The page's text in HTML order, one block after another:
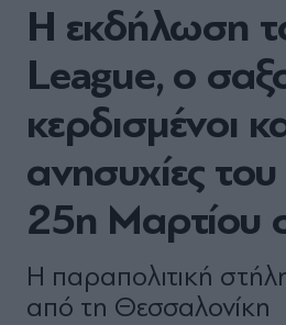
Η εκδήλωση
League, o
κερδισμένοι
ανησυχίες
25η Μαρτίου
Η παραπολιτική
από τη Θεσσαλονίκη